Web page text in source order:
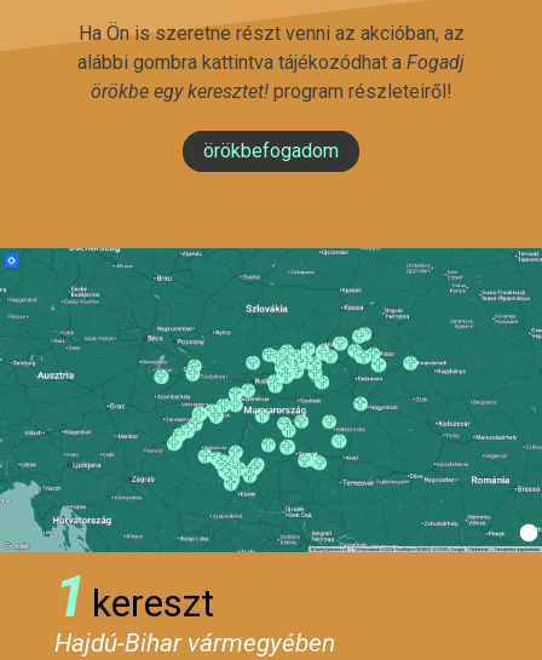
Ha Ön is szeretne részt venni az akcióban, az
alábbi gombra kattintva tájékozódhat a Fogadj
örökbe egy keresztet!program részleteiről!
örökbefogadom
1 kereszt
Hajdú-Bihar vármegyében